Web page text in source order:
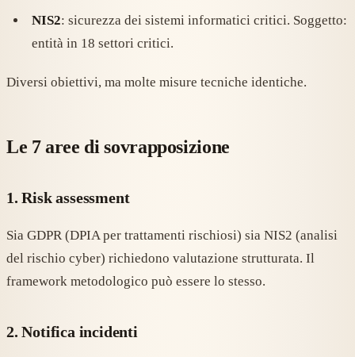
NIS2: sicurezza dei sistemi informatici critici. Soggetto:
entità in 18 settori critici.
Diversi obiettivi, ma molte misure tecniche identiche.
Le 7 aree di sovrapposizione
1. Risk assessment
Sia GDPR (DPIA per trattamenti rischiosi) sia NIS2 (analisi
del rischio cyber) richiedono valutazione strutturata. Il
framework metodologico può essere lo stesso.
2. Notifica incidenti